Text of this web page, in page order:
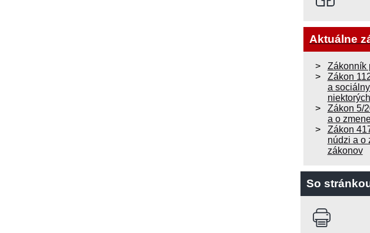
Aktuálne
Zákonník
Zákon
a
Zákon 5/
a o
Zákon
núdzi a o
zákonov
So